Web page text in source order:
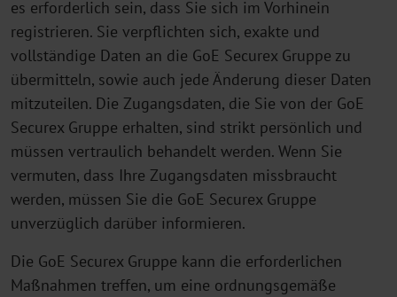
es erforderlich sein, dass Sie sich im Vorhinein
registrieren. Sie verpflichten sich, exakte und
vollständige Daten an die GoE Securex Gruppe zu
übermitteln, sowie auch jede Änderung dieser Daten
mitzuteilen. Die Zugangsdaten, die Sie von der GoE
Securex Gruppe erhalten, sind strikt persönlich und
müssen vertraulich behandelt werden. Wenn Sie
vermuten, dass Ihre Zugangsdaten missbraucht
werden, müssen Sie die GoE Securex Gruppe
unverzüglich darüber informieren.
Die GoE Securex Gruppe kann die erforderlichen
Maßnahmen treffen, um eine ordnungsgemäße